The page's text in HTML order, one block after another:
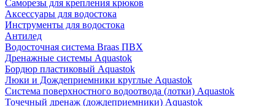
Саморезы для крепления крюков
Аксессуары для водостока
Инструменты для водостока
Антилед
Водосточная система Braas ПВХ
Дренажные системы Aquastok
Бордюр пластиковый Aquastok
Люки и Дождеприемники круглые Aquastok
Система поверхностного водоотвода (лотки) Aquastok
Точечный дренаж (дождеприемники) Aquastok